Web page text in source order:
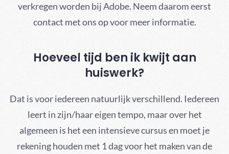
verkregen worden bij Adobe. Neem daarom eerst
contact met ons op voor meer informatie.
Hoeveel tijd ben ik kwijt aan
huiswerk?
Dat is voor iedereen natuurlijk verschillend. Iedereen
leert in zijn/haar eigen tempo, maar over het
algemeen is het een intensieve cursus en moet je
rekening houden met 1 dag voor het maken van de